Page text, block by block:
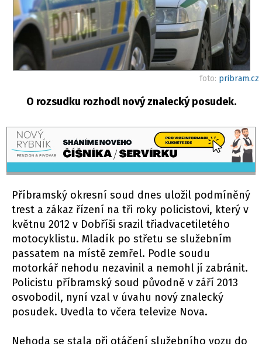
foto: pribram.cz
O rozsudku rozhodl nový znalecký posudek.
Příbramský okresní soud dnes uložil podmíněný
trest a zákaz řízení na tři roky policistovi, který v
květnu 2012 v Dobříši srazil třiadvacetiletého
motocyklistu. Mladík po střetu se služebním
passatem na místě zemřel. Podle soudu
motorkář nehodu nezavinil a nemohl jí zabránit.
Policistu příbramský soud původně v září 2013
osvobodil, nyní vzal v úvahu nový znalecký
posudek. Uvedla to včera televize Nova.
Nehoda se stala při otáčení služebního vozu do